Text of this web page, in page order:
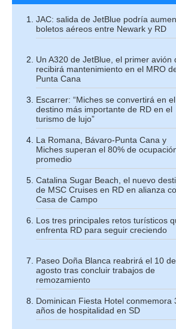
JAC: salida de JetBlue podría
boletos aéreos entre Newark y RD
Un A320 de JetBlue, el primer avión
recibirá mantenimiento en el MRO
Punta Cana
Escarrer: “Miches se convertirá en el
destino más importante de RD en el
turismo de lujo”
La Romana, Bávaro-Punta Cana y
Miches superan el 80% de
promedio
Catalina Sugar Beach, el nuevo
de MSC Cruises en RD en alianza
Casa de Campo
Los tres principales retos turísticos
enfrenta RD para seguir creciendo
Paseo Doña Blanca reabrirá el 10 de
agosto tras concluir trabajos de
remozamiento
Dominican Fiesta Hotel conmemora
años de hospitalidad en SD